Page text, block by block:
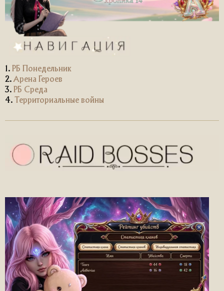
1. РБ Понедельник
2.Арена Героев
3. РБ Среда
4. Территориальные войны